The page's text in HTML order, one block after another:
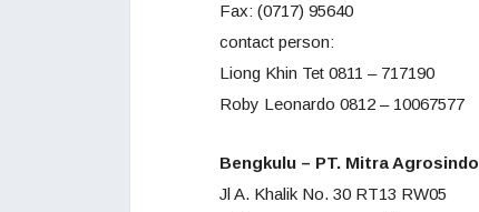
Fax: (0717) 95640
contact person:
Liong Khin Tet 0811 – 717190
Roby Leonardo 0812 – 10067577
Bengkulu – PT. Mitra Agrosindo
Jl A. Khalik No. 30 RT13 RW05